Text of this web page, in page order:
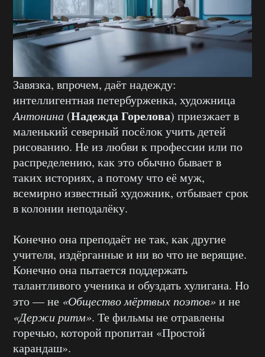
Завязка, впрочем, даёт надежду:
интеллигентная петербурженка, художница
Антонина (Надежда Горелова) приезжает в
маленький северный посёлок учить детей
рисованию. Не из любви к профессии или по
распределению, как это обычно бывает в
таких историях, а потому что её муж,
всемирно известный художник, отбывает срок
в колонии неподалёку.
Конечно она преподаёт не так, как другие
учителя, издёрганные и ни во что не верящие.
Конечно она пытается поддержать
талантливого ученика и обуздать хулигана. Но
это — не «Общество мёртвых поэтов»и не
«Держи ритм». Те фильмы не отравлены
горечью, которой пропитан «Простой
карандаш».